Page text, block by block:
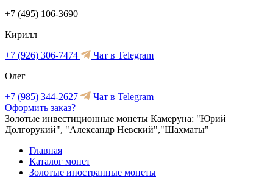
+7 (495) 106-3690
Кирилл
+7 (926) 306-7474
Чат в Telegram
Олег
+7 (985) 344-2627
Чат в Telegram
Оформить заказ?
Золотые инвестиционные монеты Камеруна: "Юрий
Долгорукий", "Александр Невский","Шахматы"
Главная
Каталог монет
Золотые иностранные монеты